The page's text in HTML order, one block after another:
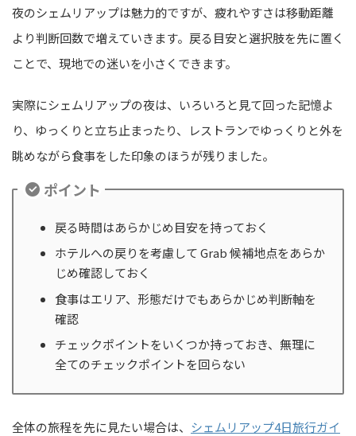
夜のシェムリアップは魅力的ですが、疲れやすさは移動距離
より判断回数で増えていきます。戻る目安と選択肢を先に置く
ことで、現地での迷いを小さくできます。
実際にシェムリアップの夜は、いろいろと見て回った記憶よ
り、ゆっくりと立ち止まったり、レストランでゆっくりと外を
眺めながら食事をした印象のほうが残りました。
ポイント
戻る時間はあらかじめ目安を持っておく
ホテルへの戻りを考慮して Grab 候補地点をあらか
じめ確認しておく
食事はエリア、形態だけでもあらかじめ判断軸を
確認
チェックポイントをいくつか持っておき、無理に
全てのチェックポイントを回らない
全体の旅程を先に見たい場合は、 シェムリアップ4日旅行ガイ